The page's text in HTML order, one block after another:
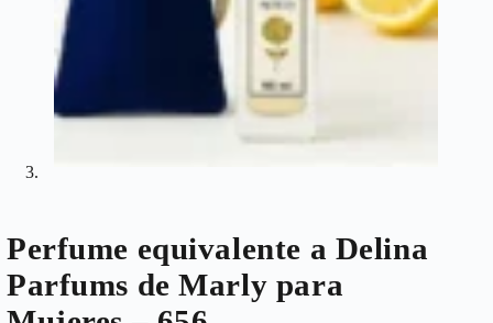
Perfume equivalente a Delina
Parfums de Marly para